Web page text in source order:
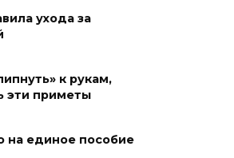
сохранять
запустения
ухода за
к рукам,
эти приметы
на единое пособие